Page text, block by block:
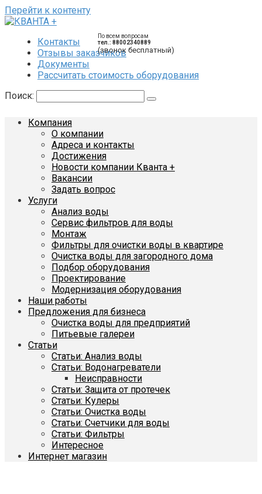
Перейти к контенту
По всем вопросам
тел.: 88002340889
(звонок бесплатный)
Контакты
Отзывы заказчиков
Документы
Рассчитать стоимость оборудования
Поиск:
Компания
О компании
Адреса и контакты
Достижения
Новости компании Кванта +
Вакансии
Задать вопрос
Услуги
Анализ воды
Сервис фильтров для воды
Монтаж
Фильтры для очистки воды в квартире
Очистка воды для загородного дома
Подбор оборудования
Проектирование
Модернизация оборудования
Наши работы
Предложения для бизнеса
Очистка воды для предприятий
Питьевые галереи
Статьи
Статьи: Анализ воды
Статьи: Водонагреватели
Неисправности
Статьи: Защита от протечек
Статьи: Кулеры
Статьи: Очистка воды
Статьи: Счетчики для воды
Статьи: Фильтры
Интересное
Интернет магазин